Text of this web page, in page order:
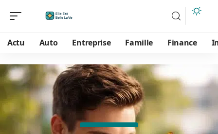
Actu Auto Entreprise Famille Finance